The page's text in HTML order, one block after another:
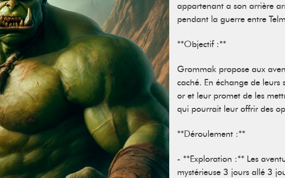
appartenant a son arrière
pendant la guerre entre
**Objectif :**
Grommak propose aux
caché. En échange de leurs
or et leur promet de les
qui pourrait leur offrir des
**Déroulement :**
- **Exploration :** Les
mystérieuse 3 jours allé 3